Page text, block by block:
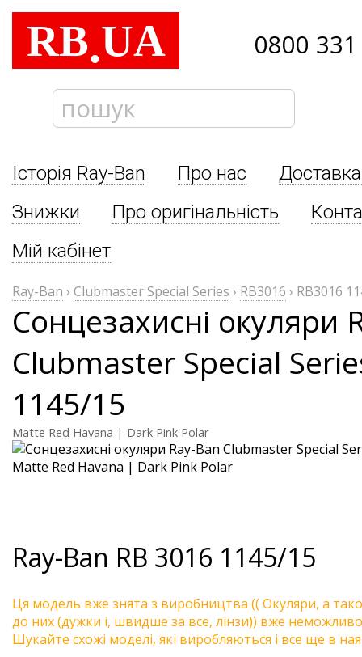
RB.UA 0800
Історія Ray-Ban Про нас
Знижки
Про оригінальність
Мій кабінет
Ray-Ban › Clubmaster Special Series › RB3016 › RB3016
Сонцезахисні окуляри
Clubmaster Special
1145/15
Matte Red Havana | Dark Pink Polar
Ray-Ban RB 3016 1145/15
Ця модель вже знята з виробництва (( Окуляри, а
до них (дужки і, швидше за все, лінзи)) вже неможливо
Шукайте схожі моделі, які виробляються і все ще в